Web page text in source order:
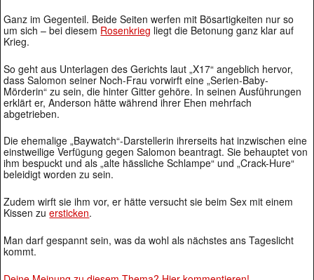
Ganz im Gegenteil. Beide Seiten werfen mit Bösartigkeiten nur so
um sich – bei diesem Rosenkrieg liegt die Betonung ganz klar auf
Krieg.
So geht aus Unterlagen des Gerichts laut „X17“ angeblich hervor,
dass Salomon seiner Noch-Frau vorwirft eine „Serien-Baby-
Mörderin“ zu sein, die hinter Gitter gehöre. In seinen Ausführungen
erklärt er, Anderson hätte während ihrer Ehen mehrfach
abgetrieben.
Die ehemalige „Baywatch“-Darstellerin ihrerseits hat inzwischen eine
einstweilige Verfügung gegen Salomon beantragt. Sie behauptet von
ihm bespuckt und als „alte hässliche Schlampe“ und „Crack-Hure“
beleidigt worden zu sein.
Zudem wirft sie ihm vor, er hätte versucht sie beim Sex mit einem
Kissen zuersticken.
Man darf gespannt sein, was da wohl als nächstes ans Tageslicht
kommt.